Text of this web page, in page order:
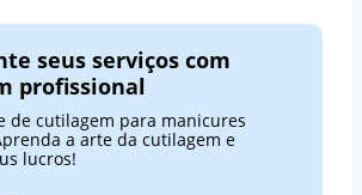
seus serviços com
profissional
de cutilagem para manicures
a arte da cutilagem e
lucros!